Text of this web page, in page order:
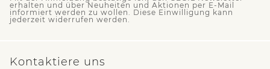
erhalten und über Neuheiten und Aktionen per E-Mail
informiert werden zu wollen. Diese Einwilligung kann
jederzeit widerrufen werden.
Kontaktiere uns